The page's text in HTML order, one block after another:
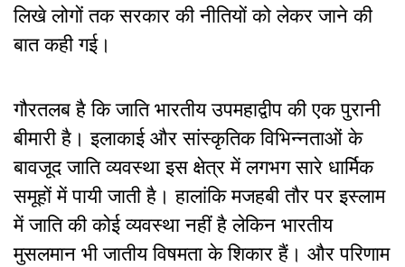
लिखे लोगों तक सरकार की नीतियों को लेकर जाने की
बात कही गई।
गौरतलब है कि जाति भारतीय उपमहाद्वीप की एक पुरानी
बीमारी है। इलाकाई और सांस्कृतिक विभिन्नताओं के
बावजूद जाति व्यवस्था इस क्षेत्र में लगभग सारे धार्मिक
समूहों में पायी जाती है। हालांकि मजहबी तौर पर इस्लाम
में जाति की कोई व्यवस्था नहीं है लेकिन भारतीय
मुसलमान भी जातीय विषमता के शिकार हैं। और परिणाम